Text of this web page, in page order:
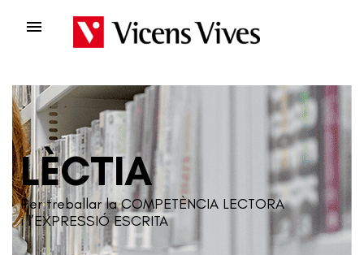

LÈCTIA
Per treballar la COMPETÈNCIA LECTORA
i l’EXPRESSIÓ ESCRITA